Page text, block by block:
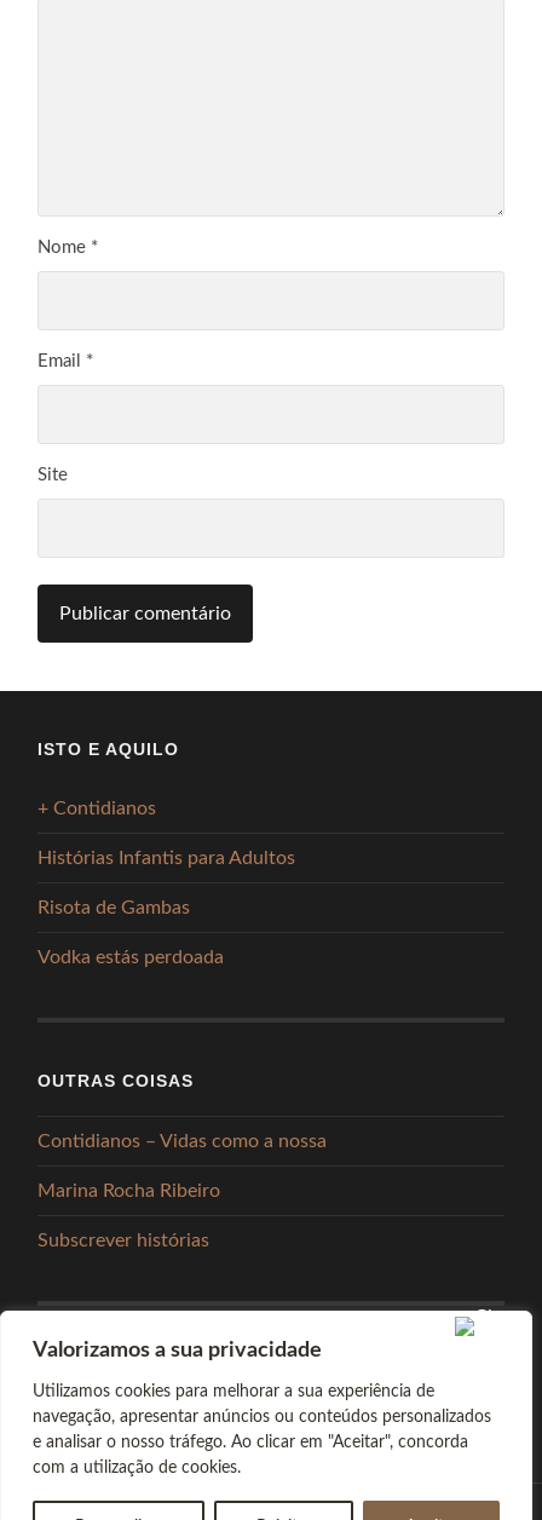
Valorizamos a sua privacidade
Utilizamos cookies para melhorar a sua experiência de
navegação, apresentar anúncios ou conteúdos personalizados
e analisar o nosso tráfego. Ao clicar em "Aceitar", concorda
com a utilização de cookies.
Nome *
Email *
Site
ISTO E AQUILO
+ Contidianos
Histórias Infantis para Adultos
Risota de Gambas
Vodka estás perdoada
OUTRAS COISAS
Contidianos – Vidas como a nossa
Marina Rocha Ribeiro
Subscrever histórias